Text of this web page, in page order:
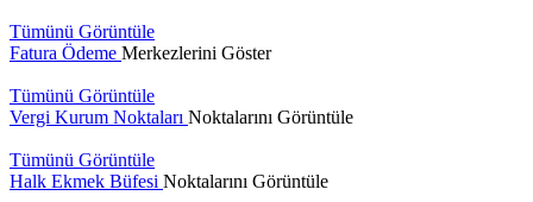
Tümünü Görüntüle
Fatura Ödeme Merkezlerini Göster
Tümünü Görüntüle
Vergi Kurum Noktaları Noktalarını Görüntüle
Tümünü Görüntüle
Halk Ekmek Büfesi Noktalarını Görüntüle